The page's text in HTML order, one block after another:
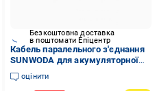
Безкоштовна доставка
в поштомати Епіцентр
Кабель паралельного з'єднання
SUNWODA для акумуляторної
батареї Atrix-10 (1365474-1C)
оцінити